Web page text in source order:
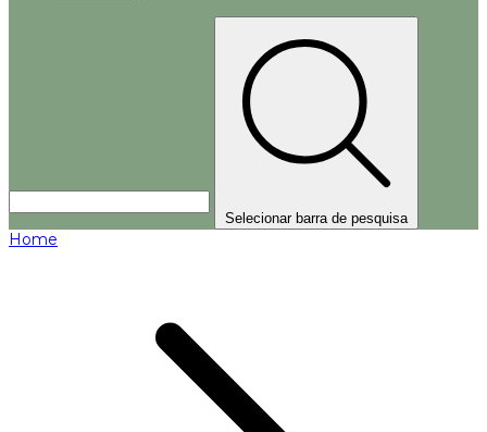
Selecionar barra de pesquisa
Home